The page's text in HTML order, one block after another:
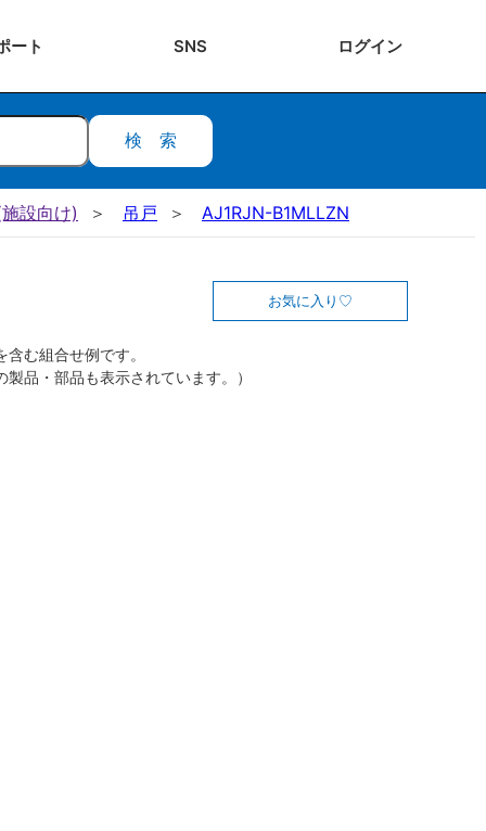
ート SNS ログイン
検索
設向け) 吊戸 AJ1RJN-B1MLLZN
お気に入り
む組合せ例です。
製品・部品も表示されています。）